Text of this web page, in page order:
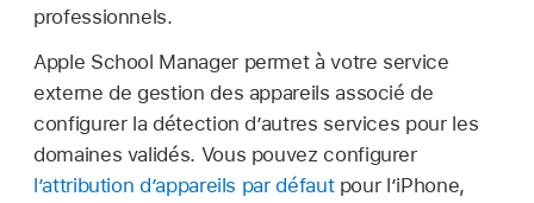
professionnels.
Apple School Manager permet à votre service
externe de gestion des appareils associé de
configurer la détection d’autres services pour les
domaines validés. Vous pouvez configurer
l’attribution d’appareils par défautpour l’iPhone,